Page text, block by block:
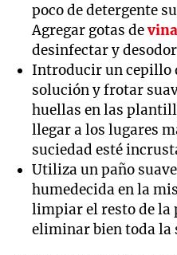
poco de detergente
Agregar gotas de
desinfectar y
Introducir un cepillo
solución y frotar
huellas en las
llegar a los lugares
suciedad esté
Utiliza un paño
humedecida en la
limpiar el resto de la
eliminar bien toda la